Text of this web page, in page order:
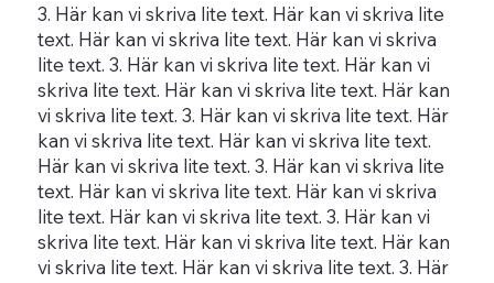
​3. Här kan vi skriva lite text. ​Här kan vi skriva lite
text. ​Här kan vi skriva lite text. ​Här kan vi skriva
lite text. ​3. Här kan vi skriva lite text. ​Här kan vi
skriva lite text. ​Här kan vi skriva lite text. ​Här kan
vi skriva lite text. ​3. Här kan vi skriva lite text. ​Här
kan vi skriva lite text. ​Här kan vi skriva lite text. ​
Här kan vi skriva lite text. ​3. Här kan vi skriva lite
text. ​Här kan vi skriva lite text. ​Här kan vi skriva
lite text. ​Här kan vi skriva lite text. ​3. Här kan vi
skriva lite text. ​Här kan vi skriva lite text. ​Här kan
vi skriva lite text. ​Här kan vi skriva lite text. ​3. Här